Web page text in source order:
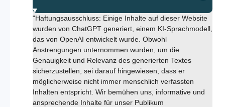
"Haftungsausschluss: Einige Inhalte auf dieser Website
wurden von ChatGPT generiert, einem KI-Sprachmodell,
das von OpenAI entwickelt wurde. Obwohl
Anstrengungen unternommen wurden, um die
Genauigkeit und Relevanz des generierten Textes
sicherzustellen, sei darauf hingewiesen, dass er
möglicherweise nicht immer menschlich verfassten
Inhalten entspricht. Wir bemühen uns, informative und
ansprechende Inhalte für unser Publikum